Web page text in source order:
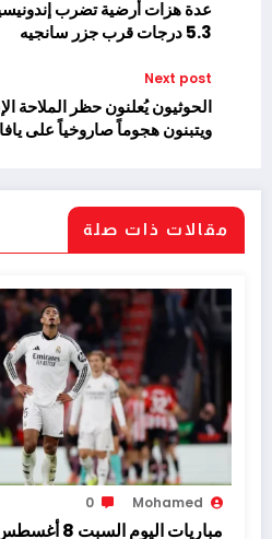
عدة هزات أرضية تضرب
5.3 درجات قرب جزر سانجيه
Next post
الحوثيون يُعلنون حظر الملاحة
ويتبنون هجوماً صاروخياً على يافا
مقالات ذات صلة
Mohamed
0